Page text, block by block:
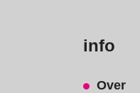
info
Over